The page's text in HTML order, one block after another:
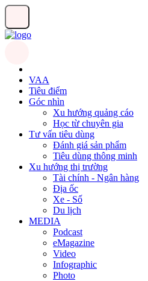
VAA
Tiêu điểm
Góc nhìn
Xu hướng quảng cáo
Học từ chuyên gia
Tư vấn tiêu dùng
Đánh giá sản phẩm
Tiêu dùng thông minh
Xu hướng thị trường
Tài chính - Ngân hàng
Địa ốc
Xe - Số
Du lịch
MEDIA
Podcast
eMagazine
Video
Infographic
Photo